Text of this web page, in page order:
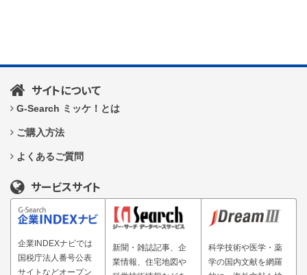
サイトについて
G-Search ミッケ！とは
ご購入方法
よくあるご質問
サービスサイト
企業INDEXナビでは
国税庁法人番号公表
サイトなどオープン
新聞・雑誌記事、企
業情報、住宅地図や
科学技術や医学・薬
学の国内文献を網羅